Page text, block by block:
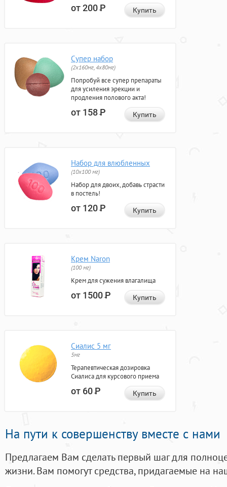
от 200Р Купить
Супер набор
(2х160мг, 4х80мг)
Попробуй все супер препараты
для усиления эрекции и
продления полового акта!
от 158Р Купить
Набор для влюбленных
(10х100 мг)
Набор для двоих, добавь страсти
в постель!
от 120Р Купить
Крем Naron
(100 мг)
Крем для сужения влагалища
от 1500Р Купить
Сиалис 5 мг
5мг
Терапевтическая дозировка
Сиалиса для курсового приема
от 60Р Купить
На пути к совершенству вместе с нами
Предлагаем Вам сделать первый шаг для
жизни. Вам помогут средства, придагаемые на